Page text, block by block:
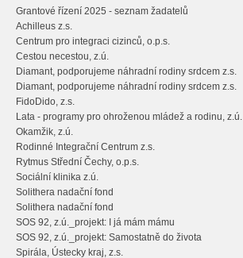
Grantové řízení 2025 - seznam žadatelů
Achilleus z.s.
Centrum pro integraci cizinců, o.p.s.
Cestou necestou, z.ú.
Diamant, podporujeme náhradní rodiny srdcem z.s.
Diamant, podporujeme náhradní rodiny srdcem z.s.
FidoDido, z.s.
Lata - programy pro ohroženou mládež a rodinu, z.ú.
Okamžik, z.ú.
Rodinné Integrační Centrum z.s.
Rytmus Střední Čechy, o.p.s.
Sociální klinika z.ú.
Solithera nadační fond
Solithera nadační fond
SOS 92, z.ú._projekt: I já mám mámu
SOS 92, z.ú._projekt: Samostatně do života
Spirála, Ústecky kraj, z.s.